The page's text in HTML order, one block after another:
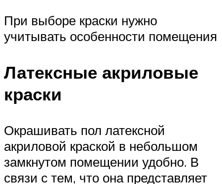
При выборе краски нужно
учитывать особенности помещения
Латексные акриловые
краски
Окрашивать пол латексной
акриловой краской в небольшом
замкнутом помещении удобно. В
связи с тем, что она представляет